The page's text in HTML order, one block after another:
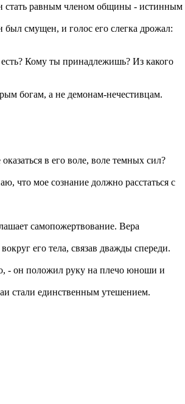
стать равным членом общины - истинным
смущен, и голос его слегка дрожал:
Кому ты принадлежишь? Из какого
богам, а не демонам-нечестивцам.
в его воле, воле темных сил?
что мое сознание должно расстаться с
самопожертвование. Вера
его тела, связав дважды спереди.
- он положил руку на плечо юноши и
стали единственным утешением.